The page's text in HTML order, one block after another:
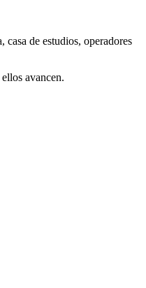
de estudios, operadores
avancen.